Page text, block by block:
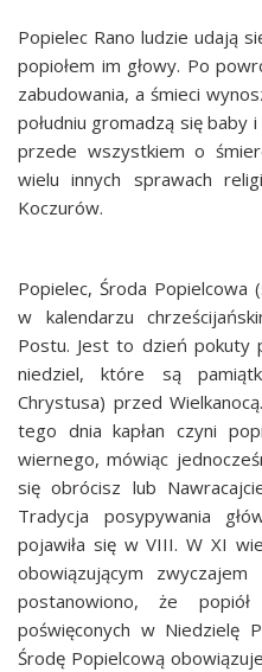
Popielec Rano ludzie udają
popiołem im głowy. Po
zabudowania, a śmieci
południu gromadzą się baby
przede wszystkiem o
wielu innych sprawach
Koczurów.
Popielec, Środa Popielcowa
w kalendarzu
Postu. Jest to dzień pokuty
niedziel, które są
Chrystusa) przed
tego dnia kapłan czyni
wiernego, mówiąc
się obrócisz lub
Tradycja posypywania
pojawiła się w VIII. W XI
obowiązującym
postanowiono, że
poświęconych w Niedzielę
Środę Popielcową